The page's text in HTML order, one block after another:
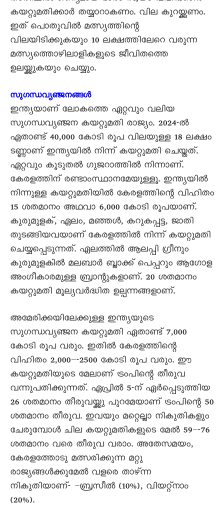
കയറ്റുമതിക്കാർ തയ്യാറാകണം. വില കുറയ്ക്കണം.
ഇത് പൊതുവിൽ മത്സ്യത്തിന്റെ
വിലയിടിക്കുകയും 10 ലക്ഷത്തിലേറെ വരുന്ന
മത്സ്യത്തൊഴിലാളികളുടെ ജീവിതത്തെ
ഉലയ്ക്കുകയും ചെയ്യും.
സുഗന്ധവ്യഞ്ജനങ്ങൾ
ഇന്ത്യയാണ് ലോകത്തെ ഏറ്റവും വലിയ
സുഗന്ധവ്യഞ്ജന കയറ്റുമതി രാജ്യം. 2024-ൽ
ഏതാണ്ട് 40,000 കോടി രൂപ വിലയുള്ള 18 ലക്ഷം
ടണ്ണാണ് ഇന്ത്യയിൽ നിന്ന് കയറ്റുമതി ചെയ്തത്.
ഏറ്റവും കൂടുതൽ ഗുജറാത്തിൽ നിന്നാണ്.
കേരളത്തിന് രണ്ടാംസ്ഥാനമേയുള്ളൂ. ഇന്ത്യയിൽ
നിന്നുള്ള കയറ്റുമതിയിൽ കേരളത്തിന്റെ വിഹിതം
15 ശതമാനം അഥവാ 6,000 കോടി രൂപയാണ്.
കുരുമുളക്, ഏലം, മഞ്ഞൾ, കറുകപ്പട്ട, ജാതി
തുടങ്ങിയവയാണ് കേരളത്തിൽ നിന്ന് കയറ്റുമതി
ചെയ്യപ്പെടുന്നത്. ഏലത്തിൽ ആലപ്പി ഗ്രീനും
കുരുമുളകിൽ മലബാർ ബ്ലാക്ക് പെപ്പറും ആഗോള
അംഗീകാരമുള്ള ബ്രാന്റുകളാണ്. 20 ശതമാനം
കയറ്റുമതി മൂല്യവർദ്ധിത ഉല്പന്നങ്ങളാണ്.
അമേരിക്കയിലേക്കുള്ള ഇന്ത്യയുടെ
സുഗന്ധവ്യഞ്ജന കയറ്റുമതി ഏതാണ്ട് 7,000
കോടി രൂപ വരും. ഇതിൽ കേരളത്തിന്റെ
വിഹിതം 2,000–-2500 കോടി രൂപ വരും. ഈ
കയറ്റുമതിയുടെ മേലാണ് ട്രംപിന്റെ തീരുവ
വന്നുപതിക്കുന്നത്. ഏപ്രിൽ 5-ന് ഏർപ്പെടുത്തിയ
26 ശതമാനം തീരുവയ്ക്കു പുറമേയാണ് ട്രംപിന്റെ 50
ശതമാനം തീരുവ. ഇവയും മറ്റെല്ലാ നികുതികളും
ചേരുമ്പോൾ ചില കയറ്റുമതികളുടെ മേൽ 59–-76
ശതമാനം വരെ തീരുവ വരാം. അതേസമയം,
കേരളത്തോടു മത്സരിക്കുന്ന മറ്റു
രാജ്യങ്ങൾക്കുമേൽ വളരെ താഴ്ന്ന
നികുതിയാണ്- –ബ്രസീൽ (10%), വിയറ്റ്നാം
(20%).